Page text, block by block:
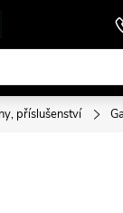
příslušenství